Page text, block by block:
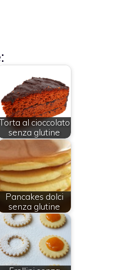
al cioccolato
senza glutine
Pancakes dolci
senza glutine